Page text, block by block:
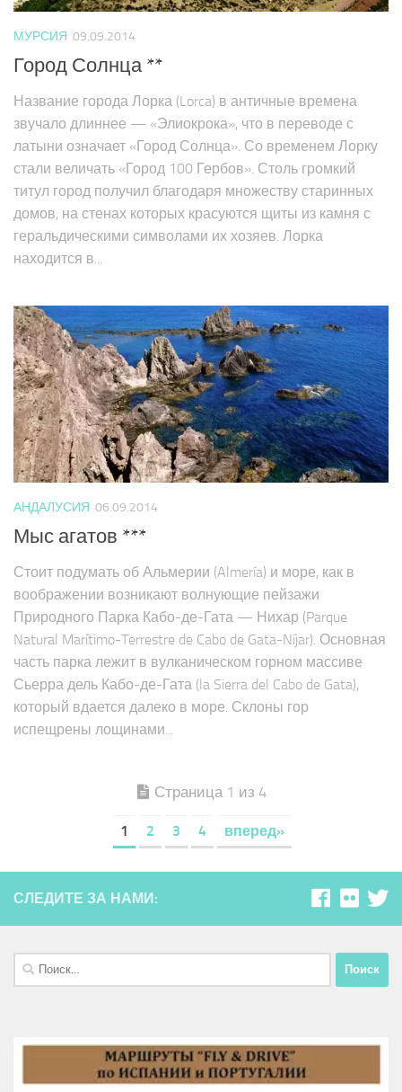
МУРСИЯ 09.09.2014
Город Солнца **
Название города Лорка (Lorca) в античные времена
звучало длиннее — «Элиокрока», что в переводе с
латыни означает «Город Солнца». Со временем Лорку
стали величать «Город 100 Гербов». Столь громкий
титул город получил благодаря множеству старинных
домов, на стенах которых красуются щиты из камня с
геральдическими символами их хозяев. Лорка
находится в...
АНДАЛУСИЯ 06.09.2014
Мыс агатов ***
Стоит подумать об Альмерии (Almería) и море, как в
воображении возникают волнующие пейзажи
Природного Парка Кабо-де-Гата — Нихар (Parque
Natural Marítimo-Terrestre de Cabo de Gata-Níjar). Основная
часть парка лежит в вулканическом горном массиве
Сьерра дель Кабо-де-Гата (la Sierra del Cabo de Gata),
который вдается далеко в море. Склоны гор
испещрены лощинами...
Страница 1 из 4
1 2 3 4 вперед»
СЛЕДИТЕ ЗА НАМИ:
Найти: